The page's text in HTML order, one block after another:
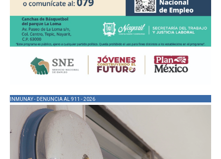
INMUNAY - DENUNCIA AL 911 - 2026